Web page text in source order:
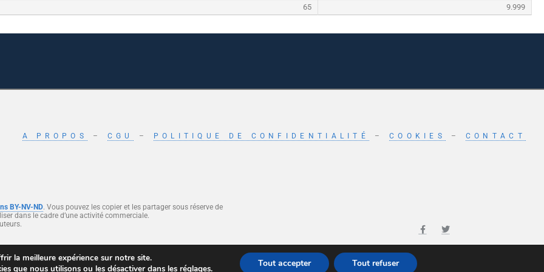
65 9.999
A PROPOS – CGU – POLITIQUE DE CONFIDENTIALITÉ – COOKIES – CONTACT
BY-NV-ND. Vous pouvez les copier et les partager sous réserve de
dans le cadre d’une activité commerciale.
et Conditions d’utilisation
la meilleure expérience sur notre site.
que nous utilisons ou les désactiver dans lesréglages. Tout accepter Tout refuser